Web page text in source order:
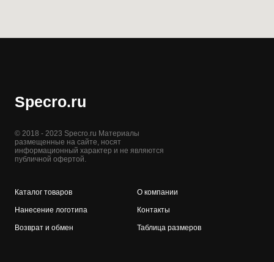
Specro.ru
© 2018 - 2023 Specro.ru Материалы
размещенные на сайте, носят
информационный характер и не являются
публичной офертой.
Каталог товаров
Нанесение логотипа
Возврат и обмен
О компании
Контакты
Таблица размеров